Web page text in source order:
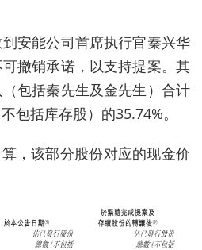
安能公司首席执行官秦兴华
撤销承诺，以支持提案。其
包括秦先生及金先生）合计
包括库存股）的35.74%。
，该部分股份对应的现金价